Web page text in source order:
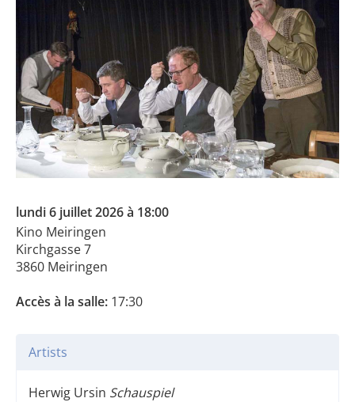
lundi 6 juillet 2026 à 18:00
Kino Meiringen
Kirchgasse 7
3860 Meiringen
Accès à la salle: 17:30
Artists
Herwig Ursin Schauspiel